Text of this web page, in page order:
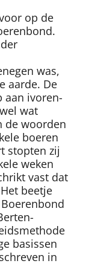
op de
was,
aarde. De
aan ivoren-
wat
de woorden
boeren
stopten zij
weken
vast dat
beetje
basissen
in